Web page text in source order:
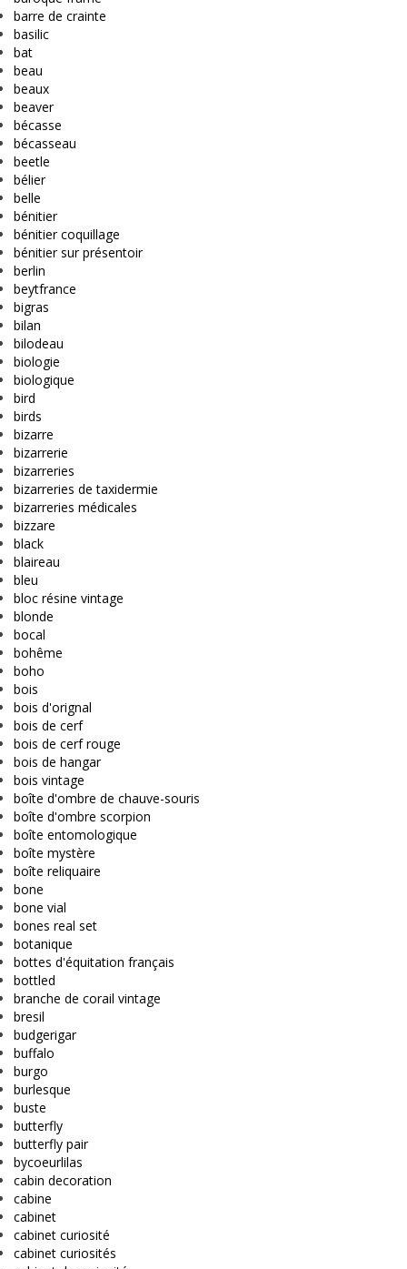
barre de crainte
basilic
bat
beau
beaux
beaver
bécasse
bécasseau
beetle
bélier
belle
bénitier
bénitier coquillage
bénitier sur présentoir
berlin
beytfrance
bigras
bilan
bilodeau
biologie
biologique
bird
birds
bizarre
bizarrerie
bizarreries
bizarreries de taxidermie
bizarreries médicales
bizzare
black
blaireau
bleu
bloc résine vintage
blonde
bocal
bohême
boho
bois
bois d'orignal
bois de cerf
bois de cerf rouge
bois de hangar
bois vintage
boîte d'ombre de chauve-souris
boîte d'ombre scorpion
boîte entomologique
boîte mystère
boîte reliquaire
bone
bone vial
bones real set
botanique
bottes d'équitation français
bottled
branche de corail vintage
bresil
budgerigar
buffalo
burgo
burlesque
buste
butterfly
butterfly pair
bycoeurlilas
cabin decoration
cabine
cabinet
cabinet curiosité
cabinet curiosités